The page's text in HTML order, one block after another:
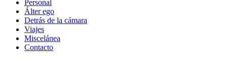
Personal
Álter ego
Detrás de la cámara
Viajes
Miscelánea
Contacto